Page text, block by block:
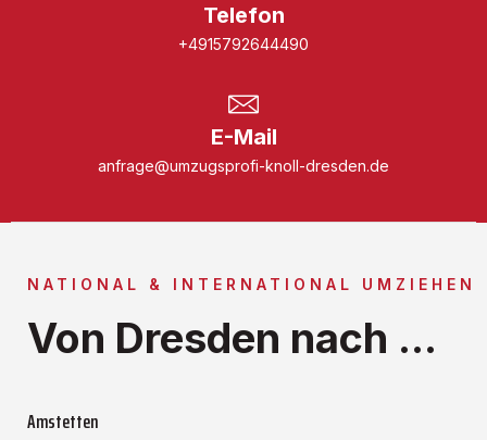
Telefon
+4915792644490
E-Mail
anfrage@umzugsprofi-knoll-dresden.de
NATIONAL & INTERNATIONAL UMZIEHEN
Von Dresden nach ...
Amstetten